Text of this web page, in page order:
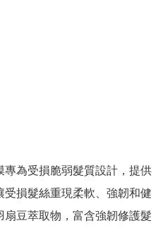
為受損脆弱髮質設計，提供
損髮絲重現柔軟、強韌和健
豆萃取物，富含強韌修護髮